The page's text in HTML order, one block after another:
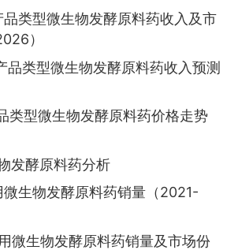
品类型微生物发酵原料药收入及市
）
品类型微生物发酵原料药收入预测
类型微生物发酵原料药价格走势
发酵原料药分析
微生物发酵原料药销量（2021-
微生物发酵原料药销量及市场份